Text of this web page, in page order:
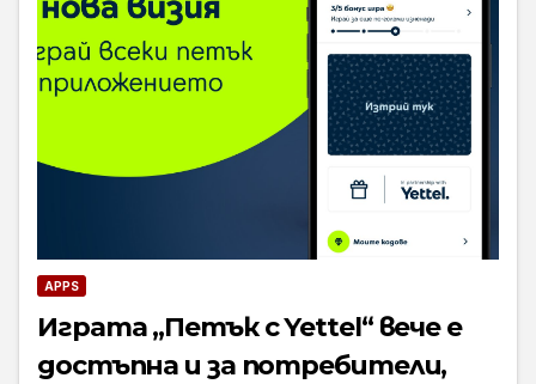
APPS
Играта „Петък с Yettel“ вече е
достъпна и за потребители,